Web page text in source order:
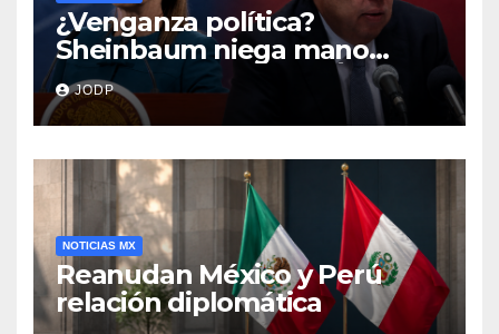
¿Venganza política?
Sheinbaum niega mano
negra en captura de Ángel
Aguirre
JODP
NOTICIAS MX
Reanudan México y Perú
relación diplomática